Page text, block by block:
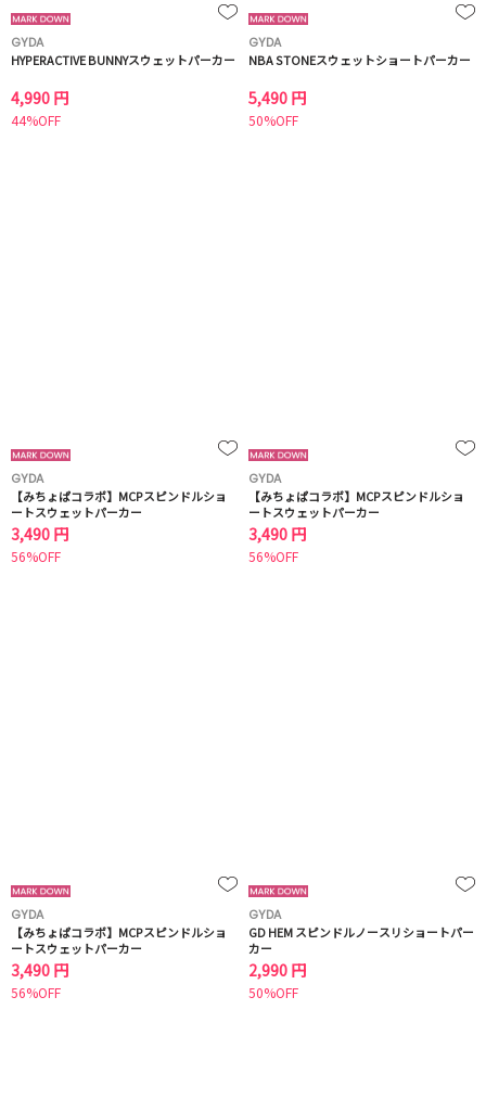
GYDA
HYPERACTIVE BUNNYスウェットパーカー
4,990 円
44%OFF
GYDA
NBA STONEスウェットショートパーカー
5,490 円
50%OFF
GYDA
【みちょぱコラボ】MCPスピンドルショ
ートスウェットパーカー
3,490 円
56%OFF
GYDA
【みちょぱコラボ】MCPスピンドルショ
ートスウェットパーカー
3,490 円
56%OFF
GYDA
【みちょぱコラボ】MCPスピンドルショ
ートスウェットパーカー
3,490 円
56%OFF
GYDA
GD HEM スピンドルノースリショートパー
カー
2,990 円
50%OFF